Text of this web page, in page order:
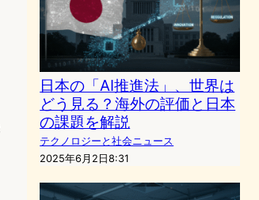
日本の「AI推進法」、世界は
どう見る？海外の評価と日本
の課題を解説
テクノロジーと社会ニュース
2025年6月2日8:31